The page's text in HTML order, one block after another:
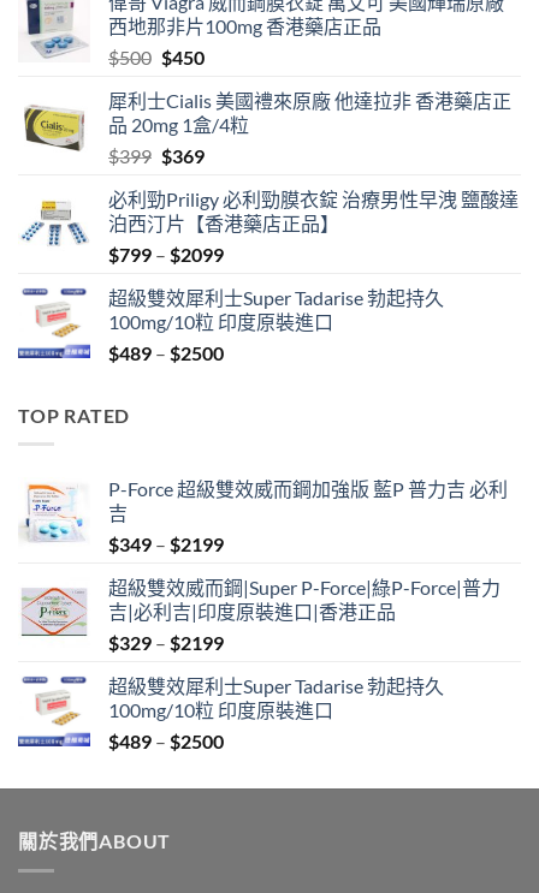
西地那非片100mg 香港藥店正品
$500 Original
was:
$500.
$450Current
is:
$450.
犀利士Cialis 美國禮來原廠 他達拉非 香港藥店正
品 20mg 1盒/4粒
$399 Original
was:
$399.
$369Current
is:
$369.
必利勁Priligy 必利勁膜衣錠 治療男性早洩 鹽酸達
泊西汀片【香港藥店正品】
$799 – $2099Price
$799
through
$2099
超級雙效犀利士Super Tadarise 勃起持久
100mg/10粒 印度原裝進口
$489 – $2500Price
TOP RATED
P-Force 超級雙效威而鋼加強版 藍P 普力吉 必利
吉
$349 – $2199Price
$349
through
$2199
超級雙效威而鋼|Super P-Force|綠P-Force|普力
吉|必利吉|印度原裝進口|香港正品
$329 – $2199Price
$329
through
$2199
超級雙效犀利士Super Tadarise 勃起持久
100mg/10粒 印度原裝進口
$489 – $2500Price
$489
關於我們ABOUT